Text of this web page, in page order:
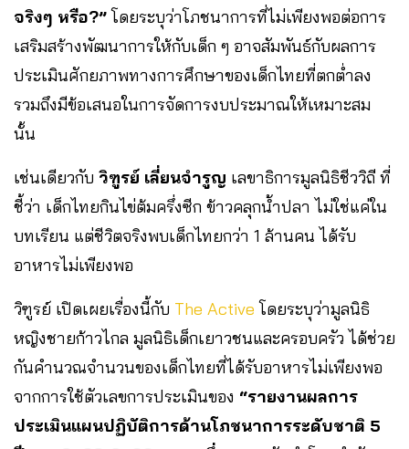
จริงๆ หรือ?”โดยระบุว่าโภชนาการที่ไม่เพียงพอต่อการ
เสริมสร้างพัฒนาการให้กับเด็ก ๆ อาจสัมพันธ์กับผลการ
ประเมินศักยภาพทางการศึกษาของเด็กไทยที่ตกต่ำลง
รวมถึงมีข้อเสนอในการจัดการงบประมาณให้เหมาะสม
นั้น
เช่นเดียวกับ วิฑูรย์ เลี่ยนจำรูญ เลขาธิการมูลนิธิชีววิถี ที่
ชี้ว่า เด็กไทยกินไข่ต้มครึ่งซีก ข้าวคลุกน้ำปลา ไม่ใช่แค่ใน
บทเรียน แต่ชีวิตจริงพบเด็กไทยกว่า 1 ล้านคน ได้รับ
อาหารไม่เพียงพอ
วิฑูรย์ เปิดเผยเรื่องนี้กับ The Active โดยระบุว่ามูลนิธิ
หญิงชายก้าวไกล มูลนิธิเด็กเยาวชนและครอบครัว ได้ช่วย
กันคำนวณจำนวนของเด็กไทยที่ได้รับอาหารไม่เพียงพอ
จากการใช้ตัวเลขการประเมินของ “รายงานผลการ
ประเมินแผนปฏิบัติการด้านโภชนาการระดับชาติ 5